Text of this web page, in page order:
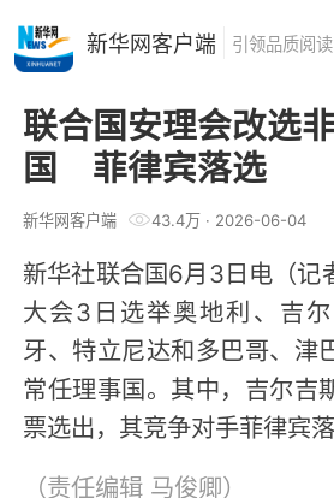
联合国安理会改选
国 菲律宾落选
新华网客户端 43.4万· 2026-06-04
新华社联合国6月3日电（记
大会3日选举奥地利、吉
牙、特立尼达和多巴哥、津
常任理事国。其中，吉尔吉
票选出，其竞争对手菲律宾落
（责任编辑 马俊卿）
新华网客户端 引领品质阅读